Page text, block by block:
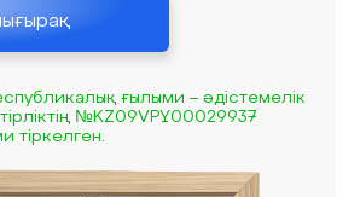
ғылыми – әдістемелік
№KZ09VPY00029937
тіркелген.